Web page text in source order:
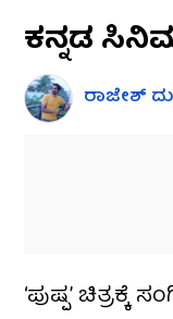
ಕನ್ನಡ
ರಾಜೇಶ್
‘ಪುಷ್ಪ’